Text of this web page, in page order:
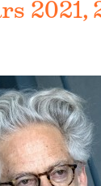
2021,